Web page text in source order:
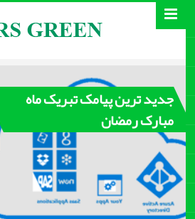
جدید ترین پیامک تبریک ماه
مبارک رمضان